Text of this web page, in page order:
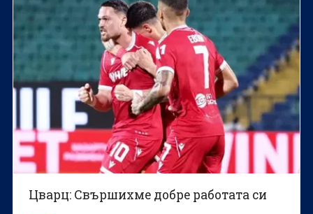
Цварц: Свършихме добре работата си